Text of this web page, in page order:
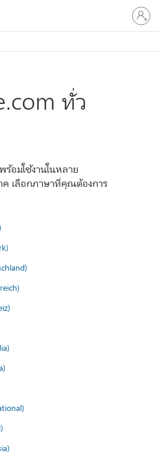
ลงชื่อ
เข้า
บัญชี
ทั่ว
อมใช้งานในหลาย
ค เลือกภาษาที่คุณต้องการ